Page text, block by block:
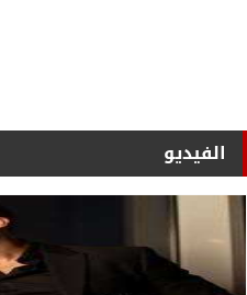
الفيديو